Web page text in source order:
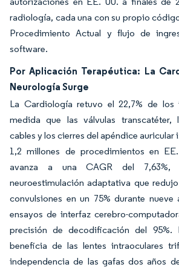
radiología, cada una con su propio
Procedimiento Actual y flujo de
software.
Por Aplicación Terapéutica: La
Neurología Surge
La Cardiología retuvo el 22,7% de los
medida que las válvulas transcatéter,
cables y los cierres del apéndice auricular
1,2 millones de procedimientos en
avanza a una CAGR del 7,63%,
neuroestimulación adaptativa que
convulsiones en un 75% durante
ensayos de interfaz cerebro-
precisión de decodificación del 95%.
beneficia de las lentes intraoculares
independencia de las gafas dos años